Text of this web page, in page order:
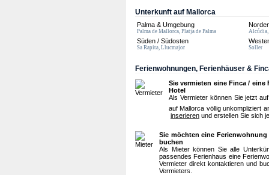
Unterkunft auf Mallorca
Palma & Umgebung
Palma de Mallorca, Platja de Palma Alcúdia,
Süden / Südosten
Sa Rapita, Llucmajor Soller
Ferienwohnungen, Ferienhäuser &
Sie vermieten eine Finca /
Hotel
Als Vermieter können Sie jetzt
auf Mallorca völlig unkompliziert
inserieren und erstellen Sie sich
Sie möchten eine
buchen
Als Mieter können Sie alle
passendes Ferienhaus eine
Vermieter direkt kontaktieren und
Vermieters.